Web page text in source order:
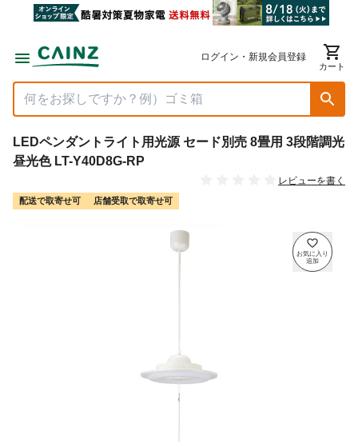
ログイン・新規会員登録
カート
LEDペンダントライト用光源 セード別売 8畳用 3段階調光
昼光色 LT-Y40D8G-RP
レビューを書く
配送で取寄せ可 店舗受取で取寄せ可